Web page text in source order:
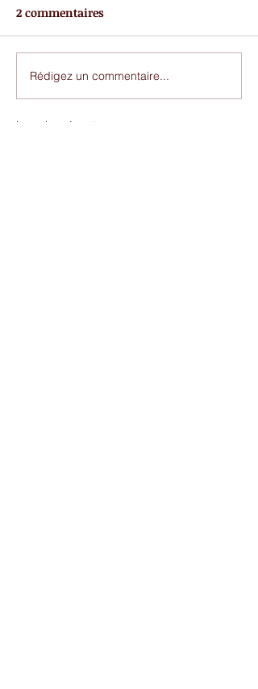
2 commentaires
Rédigez un commentaire...
Les plus récents